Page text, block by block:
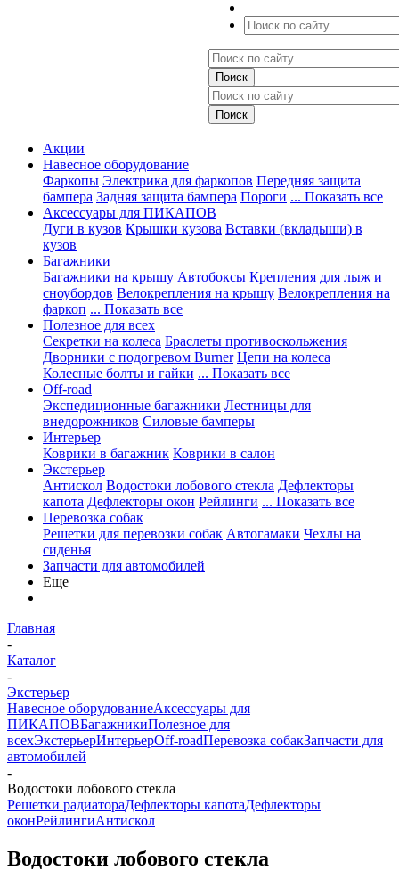
Акции
Навесное оборудование
Фаркопы Электрика для фаркопов Передняя защита
бампера Задняя защита бампера Пороги ... Показать все
Аксессуары для ПИКАПОВ
Дуги в кузов Крышки кузова Вставки (вкладыши) в
кузов
Багажники
Багажники на крышу Автобоксы Крепления для лыж и
сноубордов Велокрепления на крышу Велокрепления на
фаркоп ... Показать все
Полезное для всех
Секретки на колеса Браслеты противоскольжения
Дворники с подогревом Burner Цепи на колеса
Колесные болты и гайки ... Показать все
Off-road
Экспедиционные багажники Лестницы для
внедорожников Силовые бамперы
Интерьер
Коврики в багажник Коврики в салон
Экстерьер
Антискол Водостоки лобового стекла Дефлекторы
капота Дефлекторы окон Рейлинги ... Показать все
Перевозка собак
Решетки для перевозки собак Автогамаки Чехлы на
сиденья
Запчасти для автомобилей
Еще
Главная
-
Каталог
-
Экстерьер
Навесное оборудованиеАксессуары для
ПИКАПОВБагажникиПолезное для
всехЭкстерьерИнтерьерOff-roadПеревозка собакЗапчасти для
автомобилей
-
Водостоки лобового стекла
Решетки радиатораДефлекторы капотаДефлекторы
оконРейлингиАнтискол
Водостоки лобового стекла